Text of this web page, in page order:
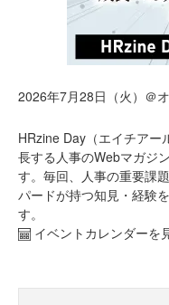
2026年7月28日（火）＠
HRzine Day（エイチアー
長する人事のWebマガジ
す。毎回、人事の重要課
パードが持つ知見・経験
す。
イベントカレンダーを